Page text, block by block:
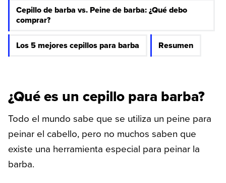
Cepillo de barba vs. Peine de barba: ¿Qué debo
comprar?
Los 5 mejores cepillos para barba Resumen
¿Qué es un cepillo para barba?
Todo el mundo sabe que se utiliza un peine para
peinar el cabello, pero no muchos saben que
existe una herramienta especial para peinar la
barba.